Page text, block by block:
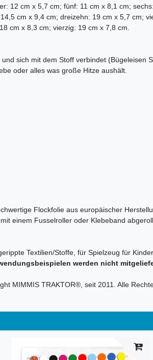
12 cm x 5,7 cm; fünf: 11 cm x 8,1 cm;
cm x 9,4 cm; dreizehn: 19 cm x 5,7 cm;
cm x 8,3 cm; vierzig: 19 cm x 7,8 cm.
sich mit dem Stoff verbindet (Bügeleisen
oder alles was große Hitze aushält.
Flockfolie aus europäischer
einem Fusselroller oder Klebeband
Textilien/Stoffe, für Spielzeug für
werden nicht
MIMMIS TRAKTOR®, seit 2011. Alle